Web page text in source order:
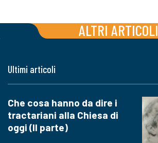
ALTRI ARTICOLI
Ultimi articoli
Che cosa hanno da dire i
tractariani alla Chiesa di
oggi (II parte)